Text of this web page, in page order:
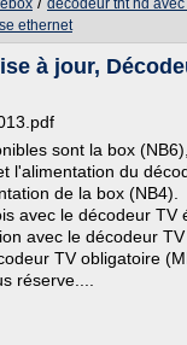
decodeur tnt hd
ethernet
à jour,
sont la box
l'alimentation du
de la box (NB4).
avec le décodeur TV
avec le décodeur
TV obligatoire
réserve....